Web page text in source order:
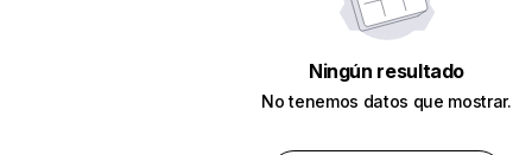
Ningún resultado
No tenemos datos que mostrar.